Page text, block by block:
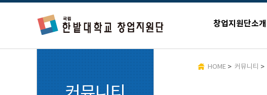
창업지원단소개
HOME> 커뮤니티 >